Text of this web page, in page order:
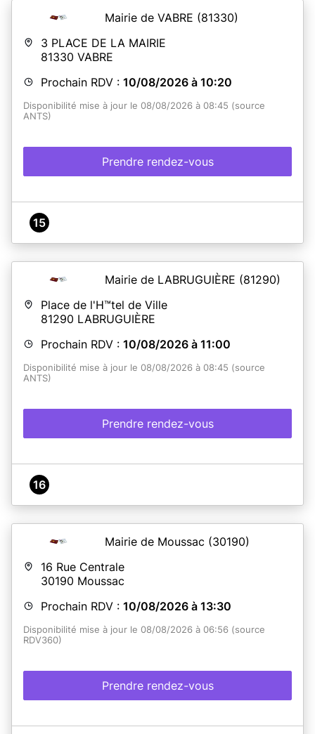
Mairie de VABRE (81330)
3 PLACE DE LA MAIRIE
81330 VABRE
Prochain RDV : 10/08/2026 à 10:20
Disponibilité mise à jour le 08/08/2026 à 08:45 (source
ANTS)
Prendre rendez-vous
15
Mairie de LABRUGUIÈRE (81290)
Place de l'H™tel de Ville
81290 LABRUGUIÈRE
Prochain RDV : 10/08/2026 à 11:00
Disponibilité mise à jour le 08/08/2026 à 08:45 (source
ANTS)
Prendre rendez-vous
16
Mairie de Moussac (30190)
16 Rue Centrale
30190 Moussac
Prochain RDV : 10/08/2026 à 13:30
Disponibilité mise à jour le 08/08/2026 à 06:56 (source
RDV360)
Prendre rendez-vous